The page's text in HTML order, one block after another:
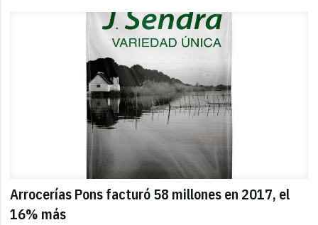
Arrocerías Pons facturó 58 millones en 2017, el
16% más